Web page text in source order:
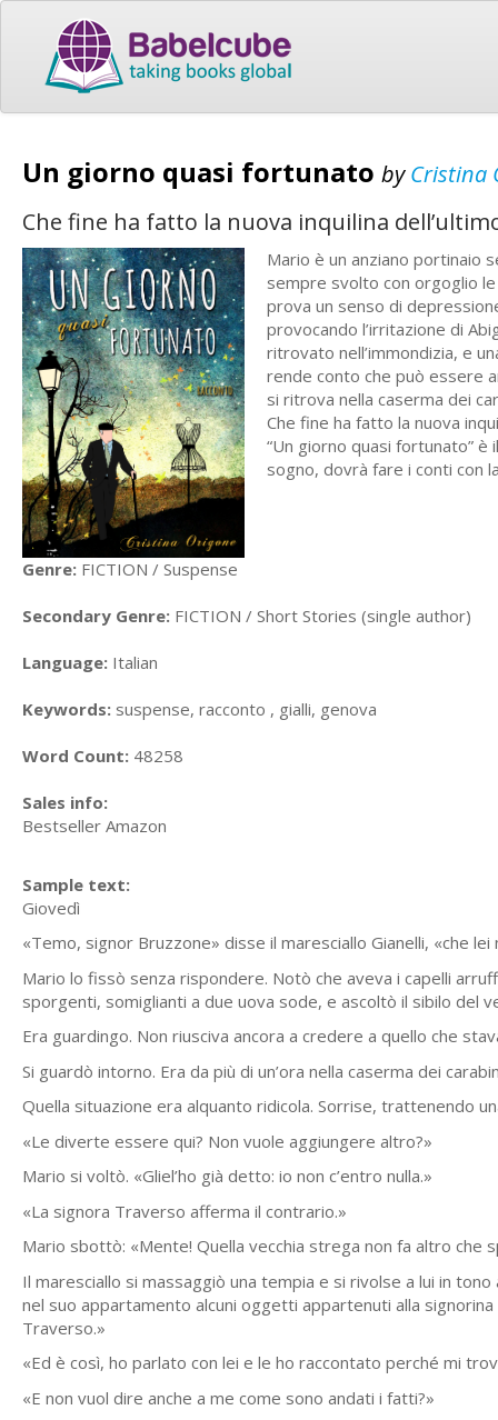
Un giorno quasi fortunato byCristina
Che fine ha fatto la nuova inquilina
Mario è un anziano portinaio
sempre svolto con orgoglio
prova un senso di
provocando l’irritazione di
ritrovato nell’immondizia, e
rende conto che può essere
si ritrova nella caserma dei
Che fine ha fatto la nuova
“Un giorno quasi fortunato”
sogno, dovrà fare i conti con
Genre: FICTION / Suspense
Secondary Genre: FICTION / Short Stories (single author)
Language: Italian
Keywords: suspense, racconto , gialli, genova
Word Count: 48258
Sales info:
Bestseller Amazon
Sample text:
Giovedì
«Temo, signor Bruzzone» disse il maresciallo Gianelli, «che
Mario lo fissò senza rispondere. Notò che aveva i capelli
sporgenti, somiglianti a due uova sode, e ascoltò il sibilo
Era guardingo. Non riusciva ancora a credere a quello che
Si guardò intorno. Era da più di un’ora nella caserma dei
Quella situazione era alquanto ridicola. Sorrise, trattenendo
«Le diverte essere qui? Non vuole aggiungere altro?»
Mario si voltò. «Gliel’ho già detto: io non c’entro nulla.»
«La signora Traverso afferma il contrario.»
Mario sbottò: «Mente! Quella vecchia strega non fa altro che
Il maresciallo si massaggiò una tempia e si rivolse a lui in
nel suo appartamento alcuni oggetti appartenuti alla
Traverso.»
«Ed è così, ho parlato con lei e le ho raccontato perché mi
«E non vuol dire anche a me come sono andati i fatti?»